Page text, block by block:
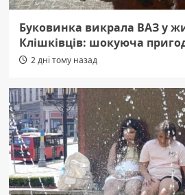
Буковинка викрала ВАЗ у
Клішківців: шокуюча
2 дні тому назад